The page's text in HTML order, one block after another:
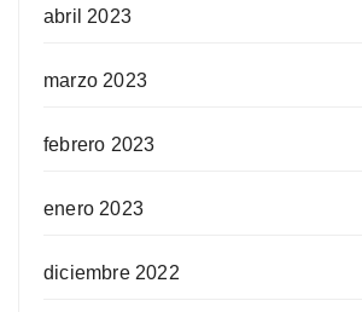
abril 2023
marzo 2023
febrero 2023
enero 2023
diciembre 2022